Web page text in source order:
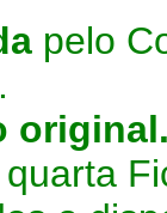
pelo